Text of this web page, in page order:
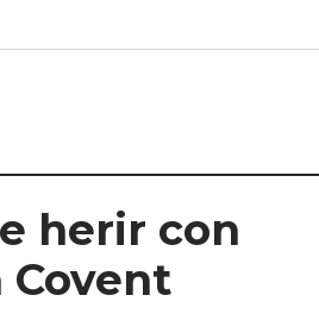
herir con